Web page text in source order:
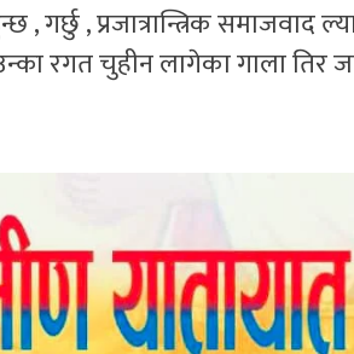
, गर्छु , प्रजात्रान्त्रिक
रगत चुहीन लागेका गाला तिर